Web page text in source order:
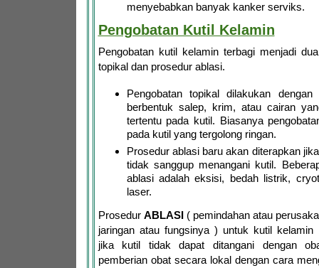
menyebabkan banyak kanker serviks.
Pengobatan Kutil Kelamin
Pengobatan kutil kelamin terbagi menjadi
topikal dan prosedur ablasi.
Pengobatan topikal dilakukan dengan
berbentuk salep, krim, atau cairan
tertentu pada kutil. Biasanya
pada kutil yang tergolong ringan.
Prosedur ablasi baru akan diterapkan
tidak sanggup menangani kutil.
ablasi adalah eksisi, bedah listrik,
laser.
Prosedur ABLASI( pemindahan atau
jaringan atau fungsinya ) untuk kutil kelamin
jika kutil tidak dapat ditangani dengan
pemberian obat secara lokal dengan cara